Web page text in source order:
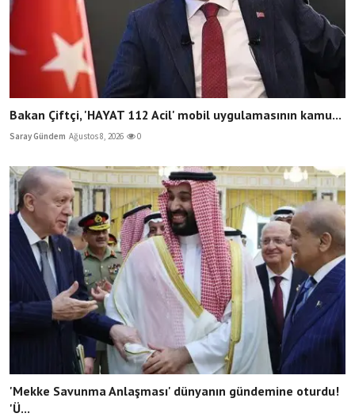
Bakan Çiftçi, 'HAYAT 112 Acil' mobil uygulamasının kamu...
Saray Gündem Ağustos 8, 2026 0
'Mekke Savunma Anlaşması' dünyanın gündemine oturdu!
'Ü...